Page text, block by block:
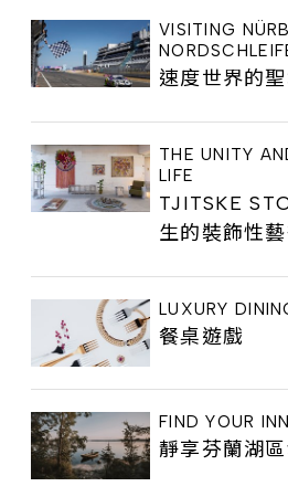
VISITING
速度世界的
THE UNITY
LIFE
TJITSKE
生的裝飾性
LUXURY
餐桌遊戲
FIND YOUR
靜享芬蘭湖